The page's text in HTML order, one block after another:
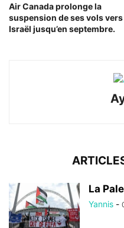
Air Canada prolonge la
suspension de ses vols vers
Israël jusqu’en septembre.
La
Yannis -